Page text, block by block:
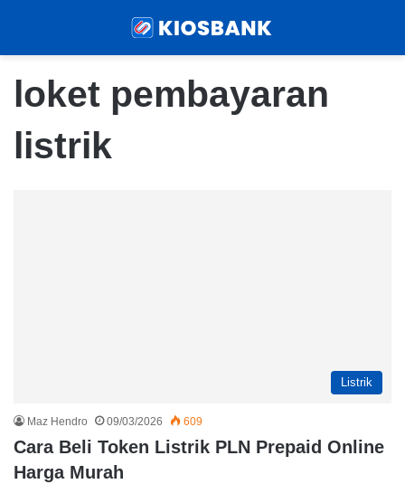
loket pembayaran
listrik
Listrik
Maz Hendro 09/03/2026 609
Cara Beli Token Listrik PLN Prepaid Online
Harga Murah